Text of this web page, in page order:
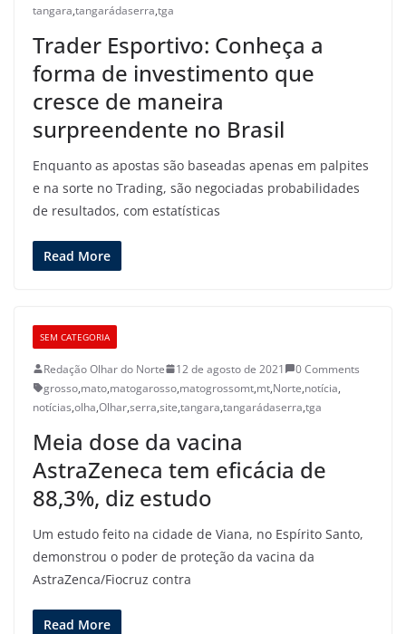
tangara,tangarádaserra,tga
Trader Esportivo: Conheça a
forma de investimento que
cresce de maneira
surpreendente no Brasil
Enquanto as apostas são baseadas apenas em palpites
e na sorte no Trading, são negociadas probabilidades
de resultados, com estatísticas
Read More
SEM CATEGORIA
Redação Olhar do Norte 12 de agosto de 2021
0 Comments
grosso,mato,matogarosso,matogrossomt,mt,Norte,notícia,
notícias,olha,Olhar,serra,site,tangara,tangarádaserra,tga
Meia dose da vacina
AstraZeneca tem eficácia de
88,3%, diz estudo
Um estudo feito na cidade de Viana, no Espírito Santo,
demonstrou o poder de proteção da vacina da
AstraZenca/Fiocruz contra
Read More